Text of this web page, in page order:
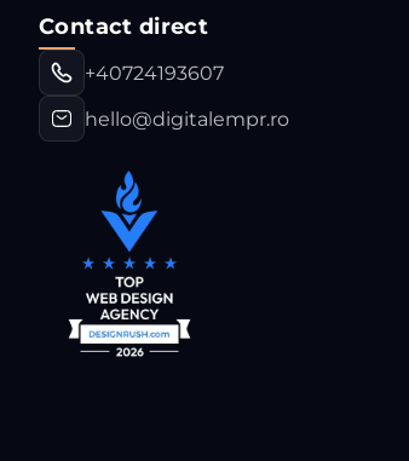
Contact direct
+40724193607
hello@digitalempr.ro